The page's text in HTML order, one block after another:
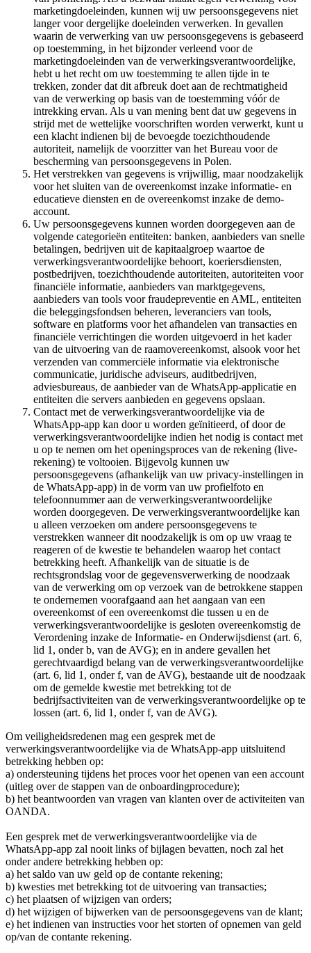
marketingdoeleinden, kunnen wij uw persoonsgegevens niet
langer voor dergelijke doeleinden verwerken. In gevallen
waarin de verwerking van uw persoonsgegevens is gebaseerd
op toestemming, in het bijzonder verleend voor de
marketingdoeleinden van de verwerkingsverantwoordelijke,
hebt u het recht om uw toestemming te allen tijde in te
trekken, zonder dat dit afbreuk doet aan de rechtmatigheid
van de verwerking op basis van de toestemming vóór de
intrekking ervan. Als u van mening bent dat uw gegevens in
strijd met de wettelijke voorschriften worden verwerkt, kunt u
een klacht indienen bij de bevoegde toezichthoudende
autoriteit, namelijk de voorzitter van het Bureau voor de
bescherming van persoonsgegevens in Polen.
Het verstrekken van gegevens is vrijwillig, maar noodzakelijk
voor het sluiten van de overeenkomst inzake informatie- en
educatieve diensten en de overeenkomst inzake de demo-
account.
Uw persoonsgegevens kunnen worden doorgegeven aan de
volgende categorieën entiteiten: banken, aanbieders van snelle
betalingen, bedrijven uit de kapitaalgroep waartoe de
verwerkingsverantwoordelijke behoort, koeriersdiensten,
postbedrijven, toezichthoudende autoriteiten, autoriteiten voor
financiële informatie, aanbieders van marktgegevens,
aanbieders van tools voor fraudepreventie en AML, entiteiten
die beleggingsfondsen beheren, leveranciers van tools,
software en platforms voor het afhandelen van transacties en
financiële verrichtingen die worden uitgevoerd in het kader
van de uitvoering van de raamovereenkomst, alsook voor het
verzenden van commerciële informatie via elektronische
communicatie, juridische adviseurs, auditbedrijven,
adviesbureaus, de aanbieder van de WhatsApp-applicatie en
entiteiten die servers aanbieden en gegevens opslaan.
Contact met de verwerkingsverantwoordelijke via de
WhatsApp-app kan door u worden geïnitieerd, of door de
verwerkingsverantwoordelijke indien het nodig is contact met
u op te nemen om het openingsproces van de rekening (live-
rekening) te voltooien. Bijgevolg kunnen uw
persoonsgegevens (afhankelijk van uw privacy-instellingen in
de WhatsApp-app) in de vorm van uw profielfoto en
telefoonnummer aan de verwerkingsverantwoordelijke
worden doorgegeven. De verwerkingsverantwoordelijke kan
u alleen verzoeken om andere persoonsgegevens te
verstrekken wanneer dit noodzakelijk is om op uw vraag te
reageren of de kwestie te behandelen waarop het contact
betrekking heeft. Afhankelijk van de situatie is de
rechtsgrondslag voor de gegevensverwerking de noodzaak
van de verwerking om op verzoek van de betrokkene stappen
te ondernemen voorafgaand aan het aangaan van een
overeenkomst of een overeenkomst die tussen u en de
verwerkingsverantwoordelijke is gesloten overeenkomstig de
Verordening inzake de Informatie- en Onderwijsdienst (art. 6,
lid 1, onder b, van de AVG); en in andere gevallen het
gerechtvaardigd belang van de verwerkingsverantwoordelijke
(art. 6, lid 1, onder f, van de AVG), bestaande uit de noodzaak
om de gemelde kwestie met betrekking tot de
bedrijfsactiviteiten van de verwerkingsverantwoordelijke op te
lossen (art. 6, lid 1, onder f, van de AVG).
Om veiligheidsredenen mag een gesprek met de
verwerkingsverantwoordelijke via de WhatsApp-app uitsluitend
betrekking hebben op:
a) ondersteuning tijdens het proces voor het openen van een account
(uitleg over de stappen van de onboardingprocedure);
b) het beantwoorden van vragen van klanten over de activiteiten van
OANDA.
Een gesprek met de verwerkingsverantwoordelijke via de
WhatsApp-app zal nooit links of bijlagen bevatten, noch zal het
onder andere betrekking hebben op:
a) het saldo van uw geld op de contante rekening;
b) kwesties met betrekking tot de uitvoering van transacties;
c) het plaatsen of wijzigen van orders;
d) het wijzigen of bijwerken van de persoonsgegevens van de klant;
e) het indienen van instructies voor het storten of opnemen van geld
op/van de contante rekening.